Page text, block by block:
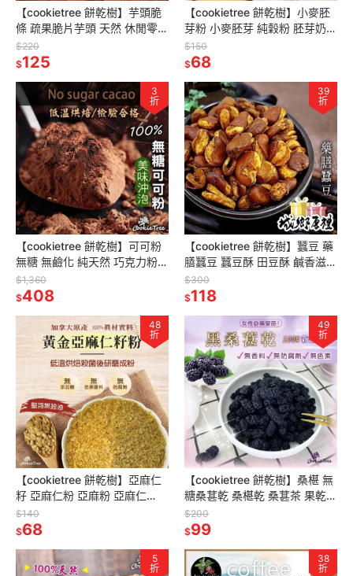
【cookietree 餅乾樹】芋頭脆
條 疏果脆片芋頭 天然 休閒零食
120g
$220
$125
【cookietree 餅乾樹】小麥胚
芽粉 小麥胚芽 純穀粉 胚芽奶茶
純天然 無添加 高蛋白質 高維生
素E 沖泡飲品
$150
$68
3
折
【cookietree 餅乾樹】可可粉
無糖 無鹼化 純天然 巧克力粉
純可可粉 防彈可可熱巧克力生
可可粉 沖泡 烘焙
$1,360
$408
39
折
【cookietree 餅乾樹】蠶豆 藥
膳蠶豆 蠶豆酥 田豆酥 鹹香滋味
非常酥脆好吃哦 新鮮製作 休閒
零食
$300
$118
48
折
【cookietree 餅乾樹】亞麻仁
籽 亞麻仁粉 亞麻粉 亞麻仁
Omega-3 無麩質 無糖 穀粉 全
素 沖泡即食
$140
$68
49
折
【cookietree 餅乾樹】桑椹 無
糖桑葚乾 桑椹乾 桑葚茶 果乾
果乾水 天然無加糖 無添加 女性
必備
$200
$99
5
折
38
折